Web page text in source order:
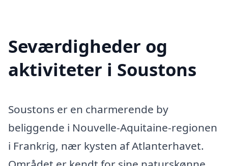
Seværdigheder og
aktiviteter i Soustons
Soustons er en charmerende by
beliggende i Nouvelle-Aquitaine-regionen
i Frankrig, nær kysten af Atlanterhavet.